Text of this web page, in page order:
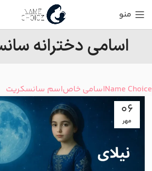
منو
اسامی دخترانه
Name Choiceاسامی خاصاسم سانسکریت
06
مهر